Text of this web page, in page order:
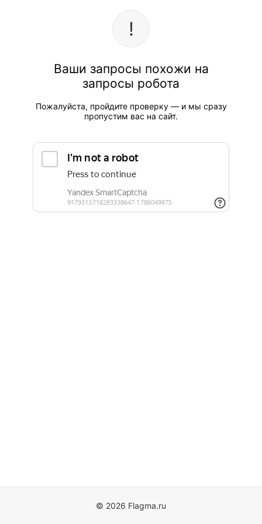
Ваши запросы похожи на
запросы робота
Пожалуйста, пройдите проверку — и мы сразу
пропустим вас на сайт.
© 2026 Flagma.ru